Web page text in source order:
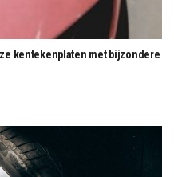
kentekenplaten met bijzondere